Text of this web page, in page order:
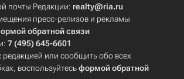
почты Редакции: realty@ria.ru
пресс-релизов и рекламы
обратной связи
7 (495) 645-6601
редакцией или сообщить обо всех
воспользуйтесьформой обратной